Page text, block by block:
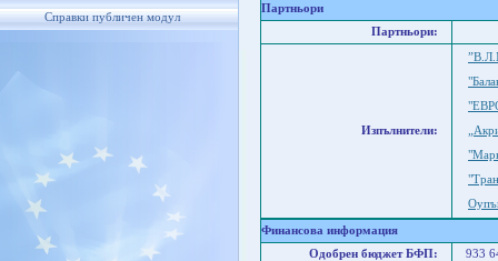
Справки публичен модул
Партньори
Партньори:
Изпълнители:
Финансова информация
Одобрен бюджет БФП:
933